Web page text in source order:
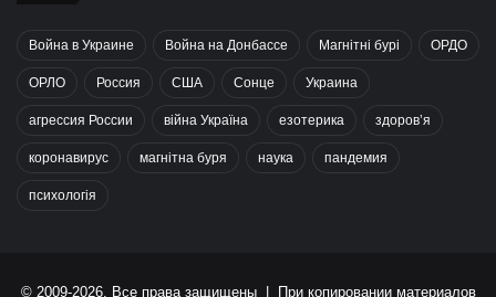
Война в Украине Война на Донбассе Магнітні бурі ОРДО
ОРЛО Россия США Сонце Украина
агрессия России війна Україна езотерика здоров’я
коронавирус магнітна буря наука пандемия
психологія
© 2009-2026, Все права защищены | При копировании материалов